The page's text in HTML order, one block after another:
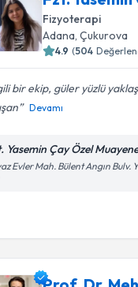
Fizyoterapi
Adana, Çukurova
4.9 (504
bir ekip, güler yüzlü
Devamı
Yasemin Çay Özel
Evler Mah. Bülent Angın